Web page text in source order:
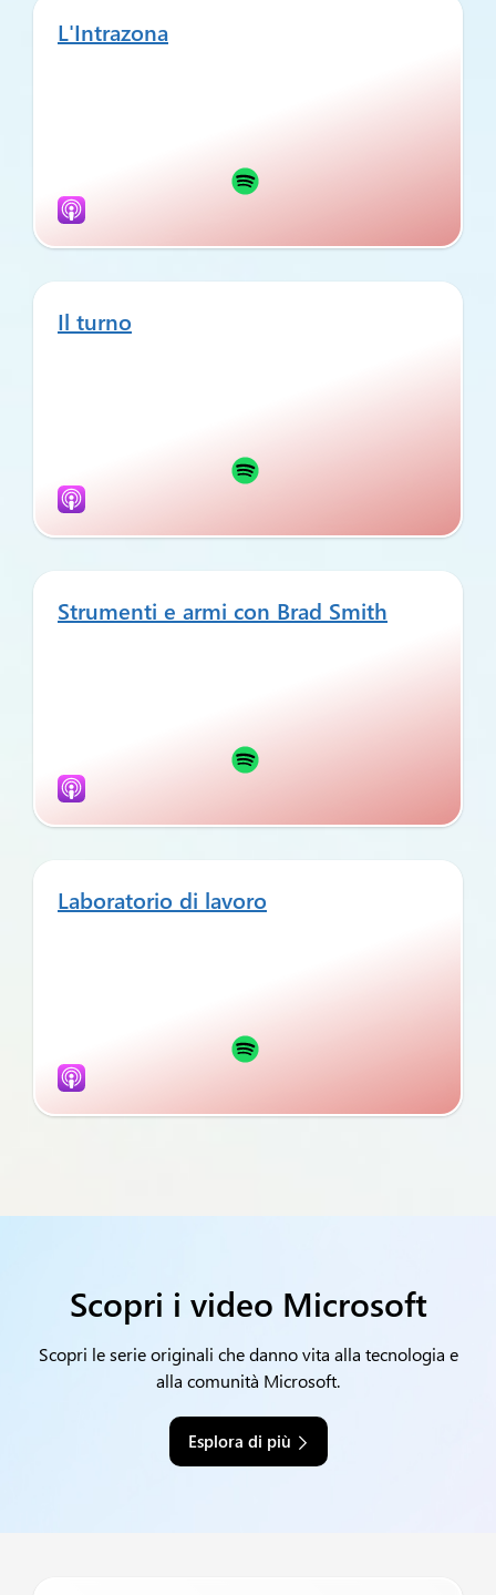
L'Intrazona
Il turno
Strumenti e armi con Brad Smith
Laboratorio di lavoro
Scopri i video Microsoft
Scopri le serie originali che danno vita alla tecnologia e
alla comunità Microsoft.
Esplora di più